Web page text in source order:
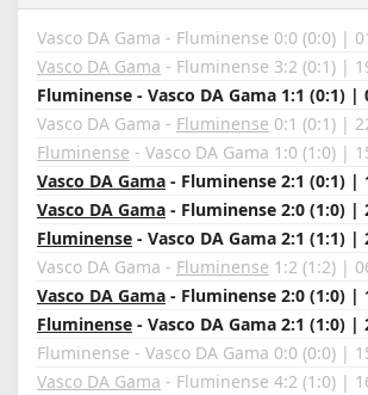
Vasco DA Gama - Fluminense 0:0 (0:0) |
Vasco DA Gama - Fluminense 3:2 (0:1) |
Fluminense - Vasco DA Gama 1:1 (0:1) |
Vasco DA Gama - Fluminense 0:1 (0:1) |
Fluminense - Vasco DA Gama 1:0 (1:0) |
Vasco DA Gama - Fluminense 2:1 (0:1) |
Vasco DA Gama - Fluminense 2:0 (1:0) |
Fluminense - Vasco DA Gama 2:1 (1:1) |
Vasco DA Gama - Fluminense 1:2 (1:2) |
Vasco DA Gama - Fluminense 2:0 (1:0) |
Fluminense - Vasco DA Gama 2:1 (1:0) |
Fluminense - Vasco DA Gama 0:0 (0:0) |
Vasco DA Gama - Fluminense 4:2 (1:0) |